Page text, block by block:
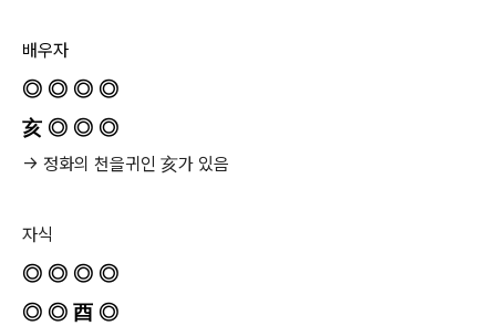
배우자
◎ ◎ ◎ ◎
亥 ◎ ◎ ◎
→ 정화의 천을귀인 亥가 있음
자식
◎ ◎ ◎ ◎
◎ ◎ 酉 ◎